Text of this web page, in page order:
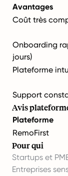
Avantages
Coût très
Onboarding
jours)
Plateforme
Support
Avis
Plateforme
RemoFirst
Pour qui
Startups et
Entreprises